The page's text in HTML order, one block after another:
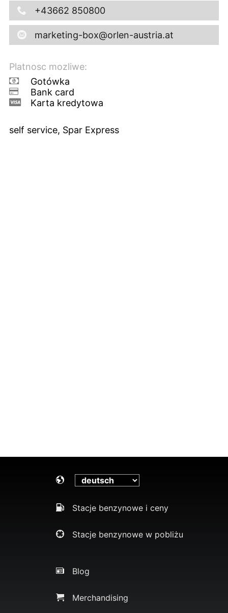
+43662 850800
marketing-box@orlen-austria.at
Platnosc mozliwe:
Gotówka
Bank card
Karta kredytowa
self service, Spar Express
Stacje benzynowe i ceny
Stacje benzynowe w pobliżu
Blog
Merchandising